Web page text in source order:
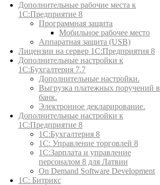
Дополнительные рабочие места к
1С:Предприятие 8
Программная защита
Мобильное рабочее место
Аппаратная защита (USB)
Лицензии на сервер 1С:Предприятия 8
Дополнительные настройки к
1С:Бухгалтерия 7.7
Дополнительные настройки.
Выгрузка платежных поручений в
банк.
Электронное декларирование.
Дополнительные настройки к
1С:Предприятие 8
1С:Бухгалтерия 8
1C: Управление торговлей 8
1С:Зарплата и управление
персоналом 8 для Латвии
On Demand Software Development
1С: Битрикс